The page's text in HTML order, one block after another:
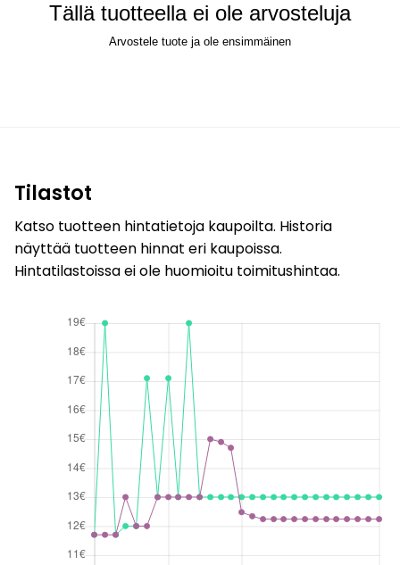
Tällä tuotteella ei ole arvosteluja
Arvostele tuote ja ole ensimmäinen
Tilastot
Katso tuotteen hintatietoja kaupoilta. Historia
näyttää tuotteen hinnat eri kaupoissa.
Hintatilastoissa ei ole huomioitu toimitushintaa.